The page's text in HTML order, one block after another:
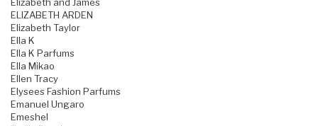
Elizabeth and James
ELIZABETH ARDEN
Elizabeth Taylor
Ella K
Ella K Parfums
Ella Mikao
Ellen Tracy
Elysees Fashion Parfums
Emanuel Ungaro
Emeshel